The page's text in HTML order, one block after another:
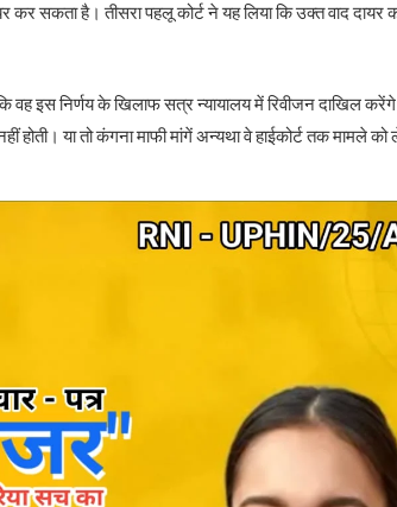
कर सकता है। तीसरा पहलू कोर्ट ने यह लिया कि उक्त वाद दायर
वह इस निर्णय के खिलाफ सत्र न्यायालय में रिवीजन दाखिल
या तो कंगना माफी मांगें अन्यथा वे हाईकोर्ट तक मामले को